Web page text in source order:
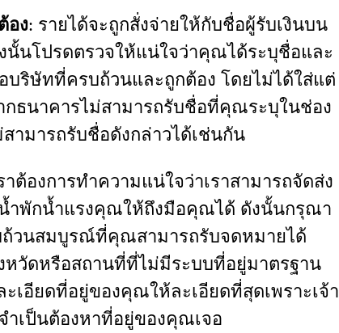
อง: รายได้จะถูกสั่งจ่ายให้กับชื่อผู้รับเงินบน
นโปรดตรวจให้แน่ใจว่าคุณได้ระบุชื่อและ
บริษัทที่ครบถ้วนและถูกต้อง โดยไม่ได้ใส่แต่
กธนาคารไม่สามารถรับชื่อที่คุณระบุในช่อง
สามารถรับชื่อดังกล่าวได้เช่นกัน
าต้องการทำความแน่ใจว่าเราสามารถจัดส่ง
ำพักน้ำแรงคุณให้ถึงมือคุณได้ ดังนั้นกรุณา
วนสมบูรณ์ที่คุณสามารถรับจดหมายได้
วัดหรือสถานที่ที่ไม่มีระบบที่อยู่มาตรฐาน
ะเอียดที่อยู่ของคุณให้ละเอียดที่สุดเพราะเจ้า
เป็นต้องหาที่อยู่ของคุณเจอ